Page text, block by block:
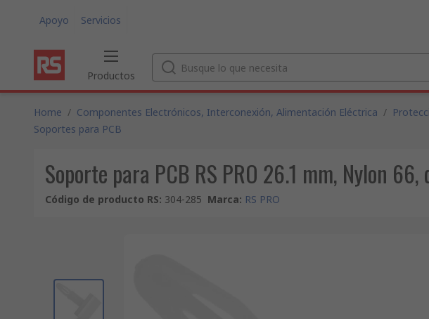
Apoyo Servicios
Productos
Home / Componentes Electrónicos, Interconexión, Alimentación Eléctrica /
Soportes para PCB
Soporte para PCB RS PRO 26.1 mm, Nylon
Código de producto RS: 304-285 Marca: RS PRO